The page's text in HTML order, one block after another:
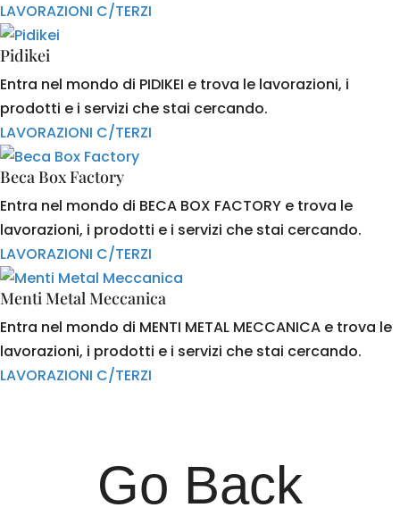
LAVORAZIONI C/TERZI
Pidikei
Entra nel mondo di PIDIKEI e trova le lavorazioni, i
prodotti e i servizi che stai cercando.
LAVORAZIONI C/TERZI
Beca Box Factory
Entra nel mondo di BECA BOX FACTORY e trova le
lavorazioni, i prodotti e i servizi che stai cercando.
LAVORAZIONI C/TERZI
Menti Metal Meccanica
Entra nel mondo di MENTI METAL MECCANICA e trova le
lavorazioni, i prodotti e i servizi che stai cercando.
LAVORAZIONI C/TERZI
Go Back